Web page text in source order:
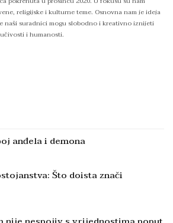
religijske i kulturne teme. Osnovna nam je ideja
naši suradnici mogu slobodno i kreativno iznijeti
i humanosti.
anđela i demona
Što doista znači